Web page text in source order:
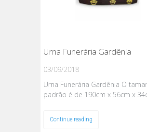
Urna Funerária Gardênia
03/09/2018
Urna Funerária Gardênia O
padrão é de 190cm x 56cm x
Continue reading